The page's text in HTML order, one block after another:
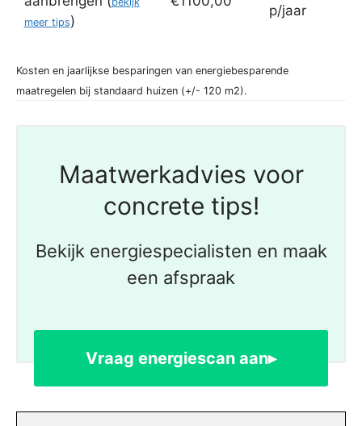
meer tips)
p/jaar
Kosten en jaarlijkse besparingen van energiebesparende
maatregelen bij standaard huizen (+/- 120 m2).
Maatwerkadvies voor
concrete tips!
Bekijk energiespecialisten en maak
een afspraak
Vraag energiescan aan▸